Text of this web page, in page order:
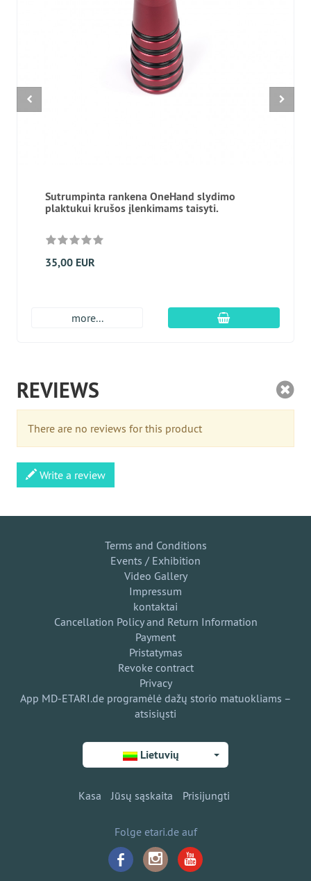
Sutrumpinta rankena OneHand slydimo
plaktukui krušos įlenkimams taisyti.
35,00 EUR
more... Įdėti į krepšį
REVIEWS
There are no reviews for this product
Write a review
Terms and Conditions
Events / Exhibition
Video Gallery
Impressum
kontaktai
Cancellation Policy and Return Information
Payment
Pristatymas
Revoke contract
Privacy
App MD-ETARI.de programėlė dažų storio matuokliams –
atsisiųsti
Lietuvių
Kasa Jūsų sąskaita Prisijungti
Folge etari.de auf